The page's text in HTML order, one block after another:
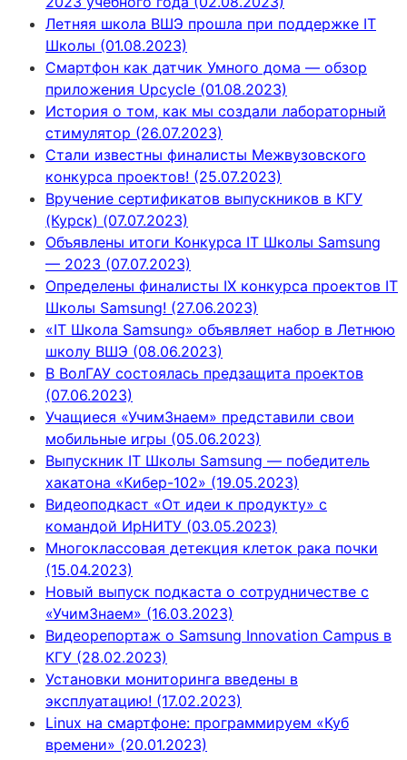
Летняя школа ВШЭ прошла при поддержке IT
Школы (01.08.2023)
Смартфон как датчик Умного дома — обзор
приложения Upcycle (01.08.2023)
История о том, как мы создали лабораторный
стимулятор (26.07.2023)
Стали известны финалисты Межвузовского
конкурса проектов! (25.07.2023)
Вручение сертификатов выпускников в КГУ
(Курск) (07.07.2023)
Объявлены итоги Конкурса IT Школы Samsung
— 2023 (07.07.2023)
Определены финалисты IX конкурса проектов IT
Школы Samsung! (27.06.2023)
«IT Школа Samsung» объявляет набор в Летнюю
школу ВШЭ (08.06.2023)
В ВолГАУ состоялась предзащита проектов
(07.06.2023)
Учащиеся «УчимЗнаем» представили свои
мобильные игры (05.06.2023)
Выпускник IT Школы Samsung — победитель
хакатона «Кибер-102» (19.05.2023)
Видеоподкаст «От идеи к продукту» с
командой ИрНИТУ (03.05.2023)
Многоклассовая детекция клеток рака почки
(15.04.2023)
Новый выпуск подкаста о сотрудничестве с
«УчимЗнаем» (16.03.2023)
Видеорепортаж о Samsung Innovation Campus в
КГУ (28.02.2023)
Установки мониторинга введены в
эксплуатацию! (17.02.2023)
Linux на смартфоне: программируем «Куб
времени» (20.01.2023)